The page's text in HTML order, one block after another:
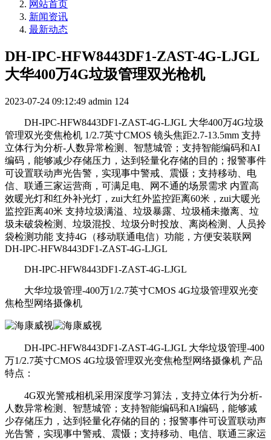
网站首页
新闻资讯
最新动态
DH-IPC-HFW8443DF1-ZAST-4G-LJGL
大华400万4G垃圾管理双光枪机
2023-07-24 09:12:49 admin 124
DH-IPC-HFW8443DF1-ZAST-4G-LJGL 大华400万4G垃圾
管理双光变焦枪机 1/2.7英寸CMOS 镜头焦距2.7-13.5mm 支持
立体行为分析-人数异常检测、智慧城管；支持智能编码和AI
编码，能够减少存储压力，达到轻量化存储的目的；报警事件
可设置联动声光告警，实现事中警戒、震慑；支持移动、电
信、联通三家运营商，可满足电、网不通的场景需求 内置高
效暖光灯和红外补光灯，zui大红外监控距离60米，zui大暖光
监控距离40米 支持垃圾满溢、垃圾暴露、垃圾桶未撤离、垃
圾未破袋检测、垃圾混投、垃圾分时投放、离岗检测、人员拎
袋检测功能 支持4G（移动联通电信）功能，方便安装联网
DH-IPC-HFW8443DF1-ZAST-4G-LJGL
DH-IPC-HFW8443DF1-ZAST-4G-LJGL
大华垃圾管理-400万1/2.7英寸CMOS 4G垃圾管理双光变
焦枪型网络摄像机
DH-IPC-HFW8443DF1-ZAST-4G-LJGL 大华垃圾管理-400
万1/2.7英寸CMOS 4G垃圾管理双光变焦枪型网络摄像机 产品
特点：
4G双光警戒相机采用深度学习算法，支持立体行为分析-
人数异常检测、智慧城管；支持智能编码和AI编码，能够减
少存储压力，达到轻量化存储的目的；报警事件可设置联动声
光告警，实现事中警戒、震慑；支持移动、电信、联通三家运